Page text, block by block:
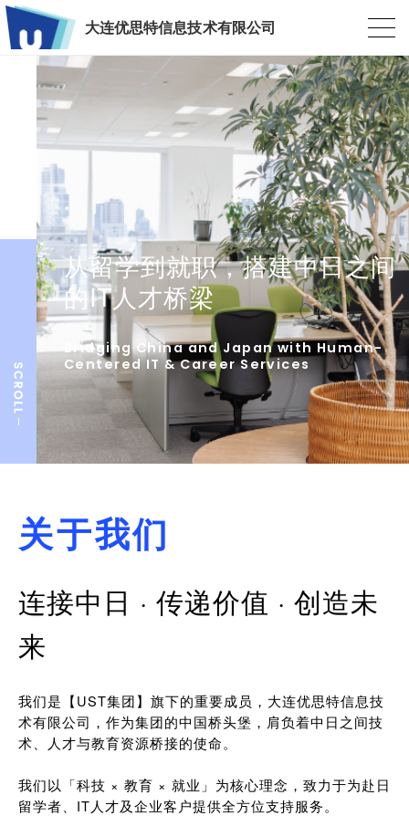
大连优思特信息技术有限公司
从留学到就职，搭建中日之间
的IT人才桥梁
Bridging China and Japan with Human-
Centered IT & Career Services
关于我们
连接中日 · 传递价值 · 创造未
来
我们是【UST集团】旗下的重要成员，大连优思特信息技
术有限公司，作为集团的中国桥头堡，肩负着中日之间技
术、人才与教育资源桥接的使命。
我们以「科技 × 教育 × 就业」为核心理念，致力于为赴日
留学者、IT人才及企业客户提供全方位支持服务。